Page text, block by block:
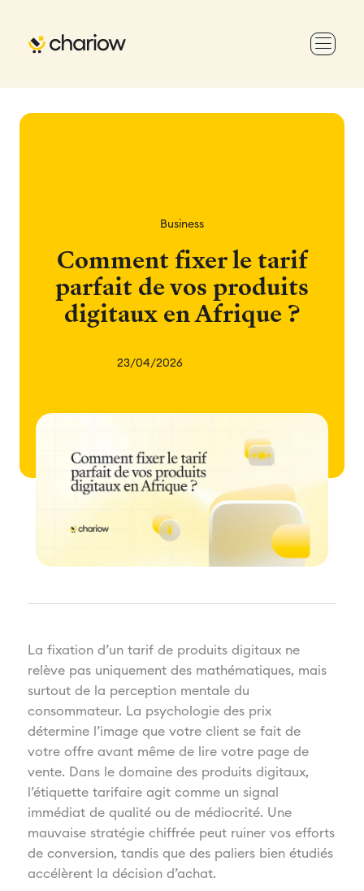
Business
Comment fixer le tarif
parfait de vos produits
digitaux en Afrique ?
23/04/2026
La fixation d’un tarif de produits digitaux ne
relève pas uniquement des mathématiques, mais
surtout de la perception mentale du
consommateur. La psychologie des prix
détermine l’image que votre client se fait de
votre offre avant même de lire votre page de
vente. Dans le domaine des produits digitaux,
l’étiquette tarifaire agit comme un signal
immédiat de qualité ou de médiocrité. Une
mauvaise stratégie chiffrée peut ruiner vos efforts
de conversion, tandis que des paliers bien étudiés
accélèrent la décision d’achat.